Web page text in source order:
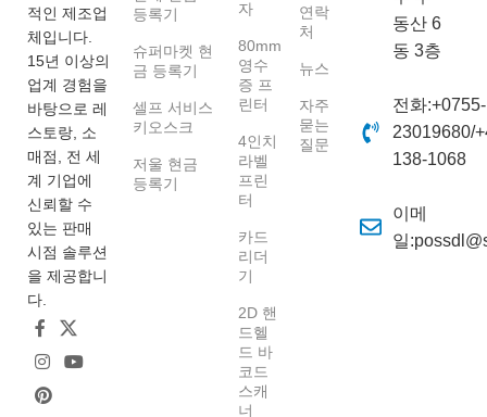
적인 제조업
체입니다.
15년 이상의
업계 경험을
바탕으로 레
스토랑, 소
매점, 전 세
계 기업에
신뢰할 수
있는 판매
시점 솔루션
을 제공합니
다.
등록기
슈퍼마켓 현
금 등록기
셀프 서비스
키오스크
저울 현금
등록기
자
80mm
영수
증 프
린터
4인치
라벨
프린
터
카드
리더
기
2D 핸
드헬
드 바
코드
스캐
너
연락
처
뉴스
자주
묻는
질문
동산 6
동 3층
전화:+0755-
23019680/
138-1068
이메
일